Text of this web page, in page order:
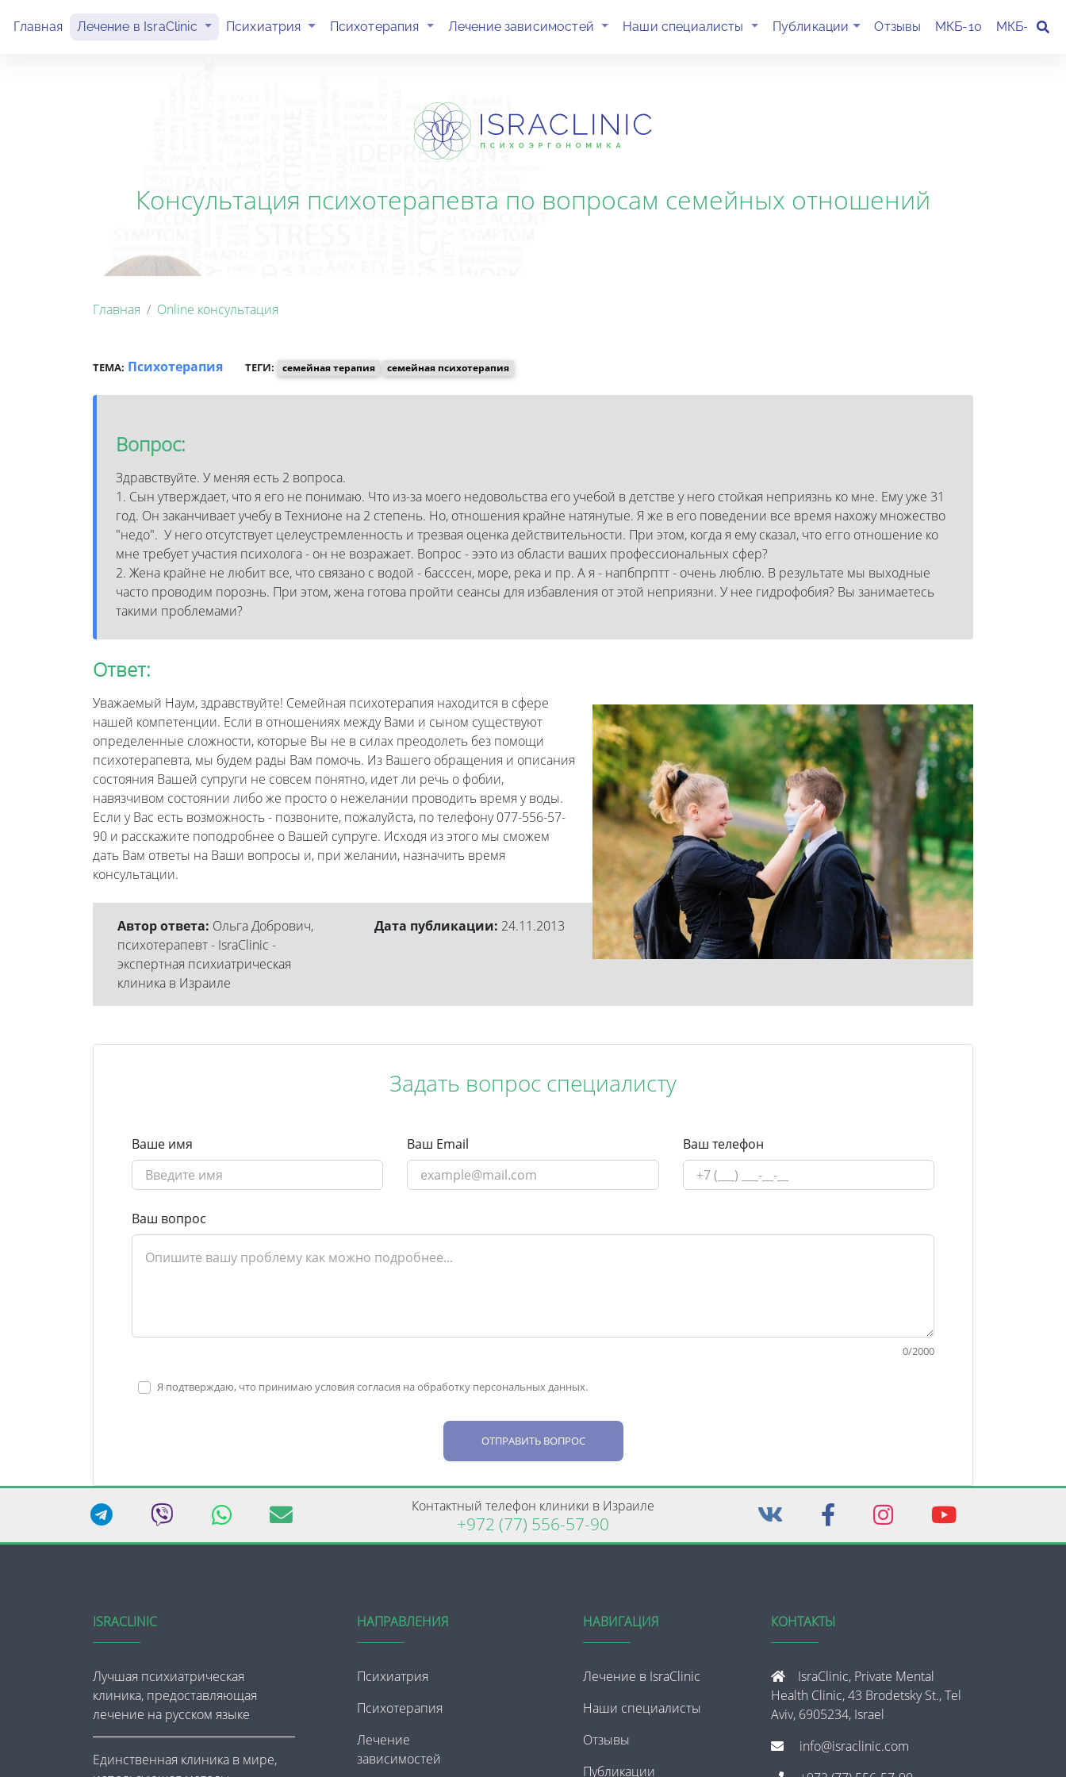
Главная Лечение в IsraClinic (current)Психиатрия (current)Психотерапия (current)Лечение зависимостей (current)Наши специалисты (current)Публикации Отзывы МКБ-10 МКБ-11
Консультация психотерапевта по вопросам семейных отношений
Главная Online консультация
ТЕМА: Психотерапия ТЕГИ: семейная терапия семейная психотерапия
Вопрос:
Здравствуйте. У меняя есть 2 вопроса.
1. Сын утверждает, что я его не понимаю. Что из-за моего недовольства его учебой в детстве у него стойкая неприязнь ко мне. Ему уже 31
год. Он заканчивает учебу в Технионе на 2 степень. Но, отношения крайне натянутые. Я же в его поведении все время нахожу множество
"недо". У него отсутствует целеустремленность и трезвая оценка действительности. При этом, когда я ему сказал, что егго отношение ко
мне требует участия психолога - он не возражает. Вопрос - ээто из области ваших профессиональных сфер?
2. Жена крайне не любит все, что связано с водой - басссен, море, река и пр. А я - напбпрптт - очень люблю. В результате мы выходные
часто проводим порознь. При этом, жена готова пройти сеансы для избавления от этой неприязни. У нее гидрофобия? Вы занимаетесь
такими проблемами?
Ответ:
Уважаемый Наум, здравствуйте! Семейная психотерапия находится в сфере
нашей компетенции. Если в отношениях между Вами и сыном существуют
определенные сложности, которые Вы не в силах преодолеть без помощи
психотерапевта, мы будем рады Вам помочь. Из Вашего обращения и описания
состояния Вашей супруги не совсем понятно, идет ли речь о фобии,
навязчивом состоянии либо же просто о нежелании проводить время у воды.
Если у Вас есть возможность - позвоните, пожалуйста, по телефону 077-556-57-
90 и расскажите поподробнее о Вашей супруге. Исходя из этого мы сможем
дать Вам ответы на Ваши вопросы и, при желании, назначить время
консультации.
Автор ответа: Ольга Добрович,
психотерапевт - IsraClinic -
экспертная психиатрическая
клиника в Израиле
Дата публикации: 24.11.2013
Задать вопрос специалисту
Ваше имя Ваш Email Ваш телефон
Ваш вопрос
0/2000
Я подтверждаю, что принимаю условия согласия на обработку персональных данных.
ОТПРАВИТЬ ВОПРОС
Контактный телефон клиники в Израиле
+972 (77) 556-57-90
ISRACLINIC
Лучшая психиатрическая
клиника, предоставляющая
лечение на русском языке
Единственная клиника в мире,
НАПРАВЛЕНИЯ
Психиатрия
Психотерапия
Лечение
зависимостей
НАВИГАЦИЯ
Лечение в IsraClinic
Наши специалисты
Отзывы
Публикации
КОНТАКТЫ
IsraClinic, Private Mental
Health Clinic, 43 Brodetsky St., Tel
Aviv, 6905234, Israel
info@israclinic.com